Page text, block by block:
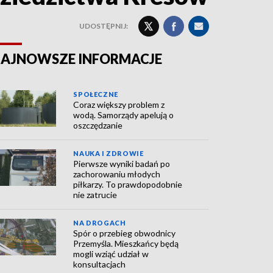
UDOSTĘPNIJ:
INFORMACJE
SPOŁECZNE
Coraz większy problem z
wodą. Samorządy apelują o
oszczędzanie
NAUKA I ZDROWIE
Pierwsze wyniki badań po
zachorowaniu młodych
piłkarzy. To prawdopodobnie
nie zatrucie
NA DROGACH
Spór o przebieg obwodnicy
Przemyśla. Mieszkańcy będą
mogli wziąć udział w
konsultacjach